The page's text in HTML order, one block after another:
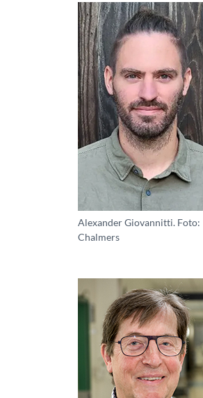
Alexander Giovannitti. Foto:
Chalmers